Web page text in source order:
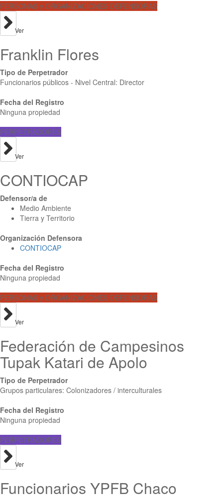
PERSONAS y ORGANIZACIONES DEFENSORAS
Ver
Franklin Flores
Tipo de Perpetrador
Funcionarios públicos - Nivel Central: Director
Fecha del Registro
Ninguna propiedad
PERPETRADORES
Ver
CONTIOCAP
Defensor/a de
Medio Ambiente
Tierra y Territorio
Organización Defensora
CONTIOCAP
Fecha del Registro
Ninguna propiedad
PERSONAS y ORGANIZACIONES DEFENSORAS
Ver
Federación de Campesinos
Tupak Katari de Apolo
Tipo de Perpetrador
Grupos particulares: Colonizadores / interculturales
Fecha del Registro
Ninguna propiedad
PERPETRADORES
Ver
Funcionarios YPFB Chaco